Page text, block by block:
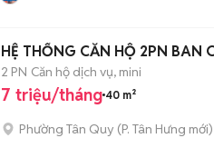
HỆ THỐNG CĂN HỘ 2PN BAN
2 PN Căn hộ dịch vụ, mini
7 triệu/tháng 40 m²
Phường Tân Quy (P. Tân Hưng mới)